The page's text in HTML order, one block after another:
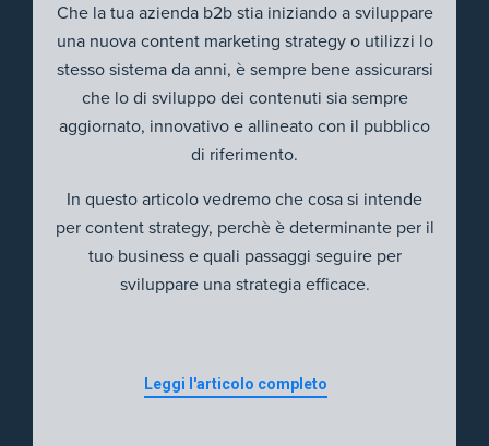
Che la tua azienda b2b stia iniziando a sviluppare
una nuova content marketing strategy o utilizzi lo
stesso sistema da anni, è sempre bene assicurarsi
che lo di sviluppo dei contenuti sia sempre
aggiornato, innovativo e allineato con il pubblico
di riferimento.
In questo articolo vedremo che cosa si intende
per content strategy, perchè è determinante per il
tuo business e quali passaggi seguire per
sviluppare una strategia efficace.
Leggi l'articolo completo